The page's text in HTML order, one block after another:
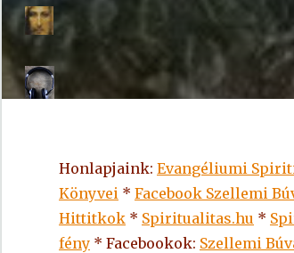
Honlapjaink: Evangéliumi
Könyvei * Facebook Szellemi
Hittitkok * Spiritualitas.hu *
fény * Facebookok: Szellemi